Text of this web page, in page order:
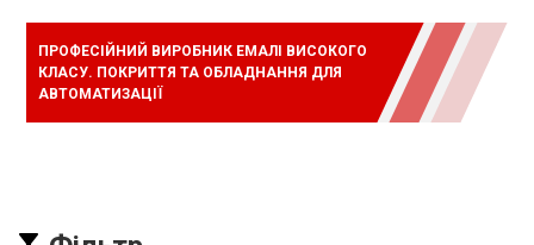
ПРОФЕСІЙНИЙ ВИРОБНИК ЕМАЛІ ВИСОКОГО
КЛАСУ. ПОКРИТТЯ ТА ОБЛАДНАННЯ ДЛЯ
АВТОМАТИЗАЦІЇ